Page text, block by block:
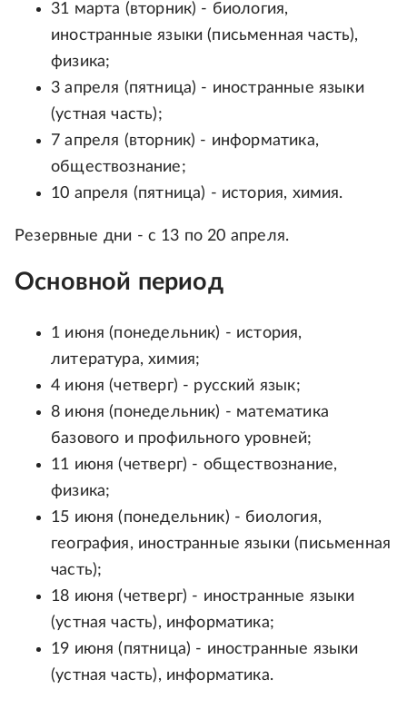
31 марта (вторник) - биология,
иностранные языки (письменная часть),
физика;
3 апреля (пятница) - иностранные языки
(устная часть);
7 апреля (вторник) - информатика,
обществознание;
10 апреля (пятница) - история, химия.
Резервные дни - с 13 по 20 апреля.
Основной период
1 июня (понедельник) - история,
литература, химия;
4 июня (четверг) - русский язык;
8 июня (понедельник) - математика
базового и профильного уровней;
11 июня (четверг) - обществознание,
физика;
15 июня (понедельник) - биология,
география, иностранные языки (письменная
часть);
18 июня (четверг) - иностранные языки
(устная часть), информатика;
19 июня (пятница) - иностранные языки
(устная часть), информатика.